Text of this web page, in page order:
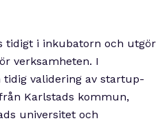
tidigt i inkubatorn och utgör
verksamheten. I
tidig validering av startup-
Karlstads kommun,
universitet och